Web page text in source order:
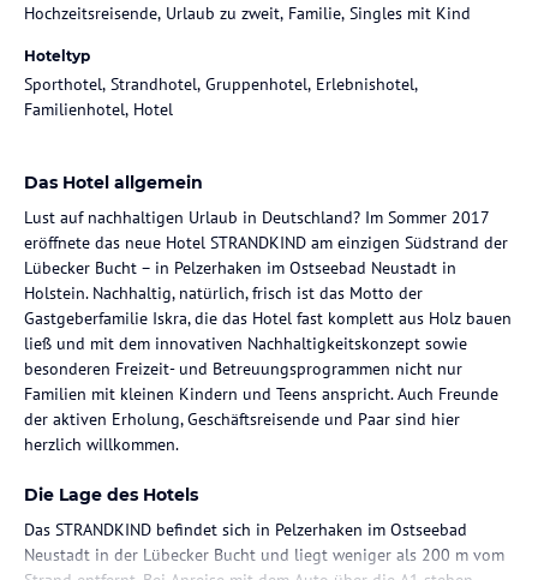
Hochzeitsreisende, Urlaub zu zweit, Familie, Singles mit Kind
Hoteltyp
Sporthotel, Strandhotel, Gruppenhotel, Erlebnishotel,
Familienhotel, Hotel
Das Hotel allgemein
Lust auf nachhaltigen Urlaub in Deutschland? Im Sommer 2017
eröffnete das neue Hotel STRANDKIND am einzigen Südstrand der
Lübecker Bucht – in Pelzerhaken im Ostseebad Neustadt in
Holstein. Nachhaltig, natürlich, frisch ist das Motto der
Gastgeberfamilie Iskra, die das Hotel fast komplett aus Holz bauen
ließ und mit dem innovativen Nachhaltigkeitskonzept sowie
besonderen Freizeit- und Betreuungsprogrammen nicht nur
Familien mit kleinen Kindern und Teens anspricht. Auch Freunde
der aktiven Erholung, Geschäftsreisende und Paar sind hier
herzlich willkommen.
Die Lage des Hotels
Das STRANDKIND befindet sich in Pelzerhaken im Ostseebad
Neustadt in der Lübecker Bucht und liegt weniger als 200 m vom